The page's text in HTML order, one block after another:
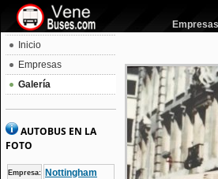
Inicio
Empresas
Galería
AUTOBUS EN LA
FOTO
Empresa: Nottingham